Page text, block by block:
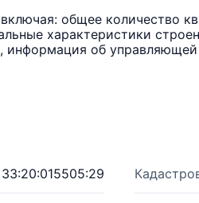
общее количество
характеристики
об
33:20:015505:29